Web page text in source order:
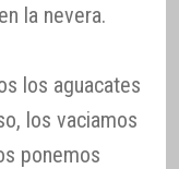
la nevera.
los aguacates
los vaciamos
ponemos